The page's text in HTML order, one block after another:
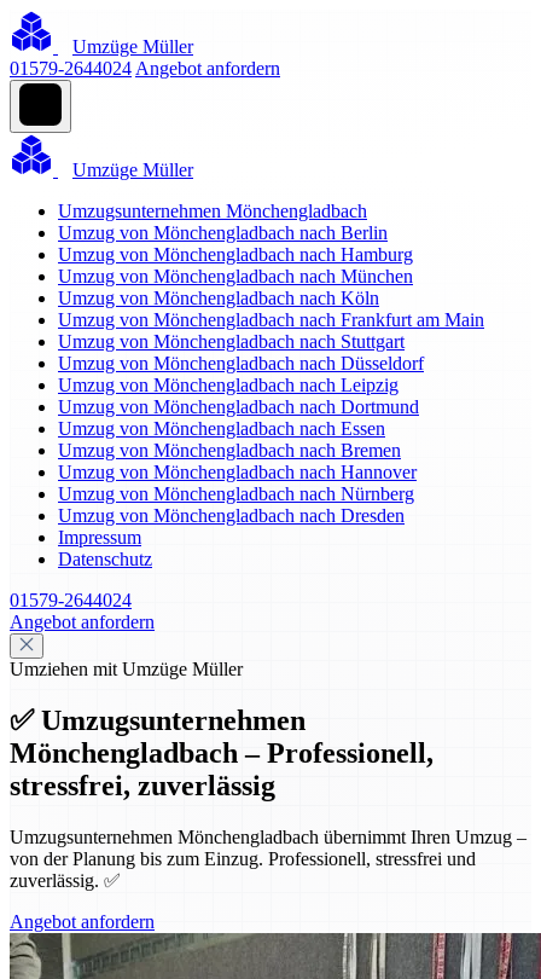
Umzüge Müller
01579-2644024 Angebot anfordern
Umzüge Müller
Umzugsunternehmen Mönchengladbach
Umzug von Mönchengladbach nach Berlin
Umzug von Mönchengladbach nach Hamburg
Umzug von Mönchengladbach nach München
Umzug von Mönchengladbach nach Köln
Umzug von Mönchengladbach nach Frankfurt am Main
Umzug von Mönchengladbach nach Stuttgart
Umzug von Mönchengladbach nach Düsseldorf
Umzug von Mönchengladbach nach Leipzig
Umzug von Mönchengladbach nach Dortmund
Umzug von Mönchengladbach nach Essen
Umzug von Mönchengladbach nach Bremen
Umzug von Mönchengladbach nach Hannover
Umzug von Mönchengladbach nach Nürnberg
Umzug von Mönchengladbach nach Dresden
Impressum
Datenschutz
01579-2644024
Angebot anfordern
Umziehen mit Umzüge Müller
✅ Umzugsunternehmen
Mönchengladbach – Professionell,
stressfrei, zuverlässig
Umzugsunternehmen Mönchengladbach übernimmt Ihren Umzug –
von der Planung bis zum Einzug. Professionell, stressfrei und
zuverlässig. ✅
Angebot anfordern